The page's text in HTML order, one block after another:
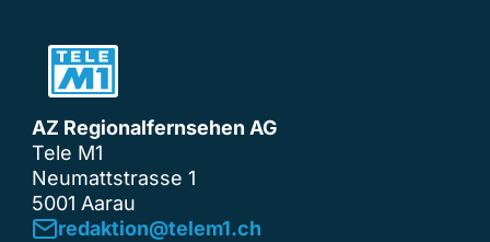
AZ Regionalfernsehen AG
Tele M1
Neumattstrasse 1
5001 Aarau
redaktion@telem1.ch